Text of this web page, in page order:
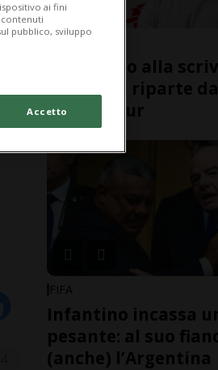
CALCIO
Dal campo alla
Mehmedi riparte da
Winterthur
FIFA
Infantino incassa
pesante: al suo
(anche) l’Argentina
ai fini
pubblico, sviluppo
Accetto